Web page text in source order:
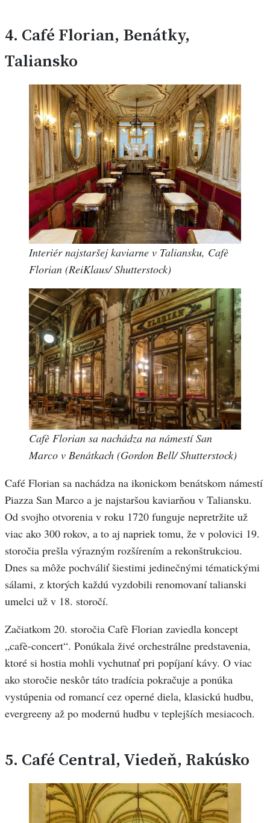
4. Café Florian, Benátky,
Taliansko
Interiér najstaršej kaviarne v Taliansku, Cafè
Florian (ReiKlaus/ Shutterstock)
Cafè Florian sa nachádza na námestí San
Marco v Benátkach (Gordon Bell/ Shutterstock)
Café Florian sa nachádza na ikonickom benátskom námestí
Piazza San Marco a je najstaršou kaviarňou v Taliansku.
Od svojho otvorenia v roku 1720 funguje nepretržite už
viac ako 300 rokov, a to aj napriek tomu, že v polovici 19.
storočia prešla výrazným rozšírením a rekonštrukciou.
Dnes sa môže pochváliť šiestimi jedinečnými tématickými
sálami, z ktorých každú vyzdobili renomovaní talianski
umelci už v 18. storočí.
Začiatkom 20. storočia Cafè Florian zaviedla koncept
„cafè-concert“. Ponúkala živé orchestrálne predstavenia,
ktoré si hostia mohli vychutnať pri popíjaní kávy. O viac
ako storočie neskôr táto tradícia pokračuje a ponúka
vystúpenia od romancí cez operné diela, klasickú hudbu,
evergreeny až po modernú hudbu v teplejších mesiacoch.
5. Café Central, Viedeň, Rakúsko